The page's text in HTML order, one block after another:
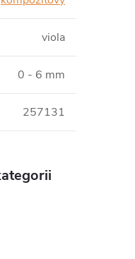
viola
0 - 6 mm
257131